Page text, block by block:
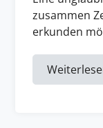
zusammen
erkunden